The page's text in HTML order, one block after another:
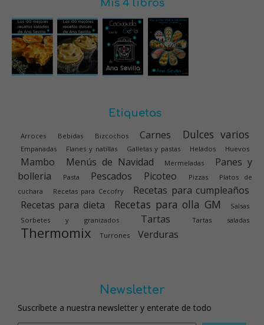
Mis 4 libros
Etiquetas
Arroces Bebidas Bizcochos Carnes Dulces varios
Empanadas Flanes y natillas Galletas y pastas Helados Huevos
Mambo Menús de Navidad Mermeladas
Panes y
bolleria
Pasta Pescados Picoteo Pizzas
Platos de
cuchara
Recetas para Cecofry
Recetas para cumpleaños
Recetas para dieta
Recetas para olla GM
Salsas
Sorbetes y granizados
Tartas Tartas saladas
Thermomix Turrones Verduras
Newsletter
Suscríbete a nuestra newsletter y enterate de todo